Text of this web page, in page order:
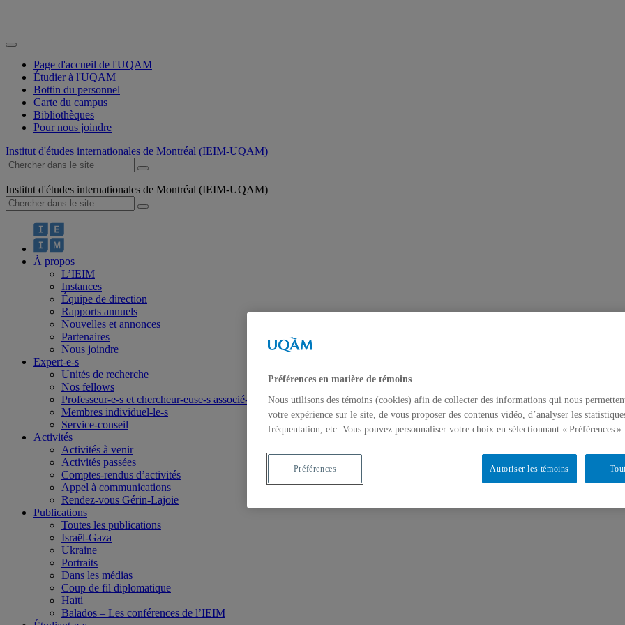
Page d'accueil de l'UQAM
Étudier à l'UQAM
Bottin du personnel
Carte du campus
Bibliothèques
Pour nous joindre
Institut d'études internationales de Montréal (IEIM-UQAM)
Institut d'études internationales de Montréal (IEIM-UQAM)
À propos
L’IEIM
Instances
Équipe de direction
Rapports annuels
Nouvelles et annonces
Partenaires
Nous joindre
Expert-e-s
Unités de recherche
Nos fellows
Professeur-e-s et chercheur-euse-s associé-e-s
Membres individuel-le-s
Service-conseil
Activités
Activités à venir
Activités passées
Comptes-rendus d’activités
Appel à communications
Rendez-vous Gérin-Lajoie
Publications
Toutes les publications
Israël-Gaza
Ukraine
Portraits
Dans les médias
Coup de fil diplomatique
Haïti
Balados – Les conférences de l’IEIM
Préférences en matière de témoins
Nous utilisons des témoins (cookies) afin de collecter des informations qui nous
votre expérience sur le site, de vous proposer des contenus vidéo, d’analyser les
fréquentation, etc. Vous pouvez personnaliser votre choix en sélectionnant « Préférences ».
Autoriser les témoins
Préférences